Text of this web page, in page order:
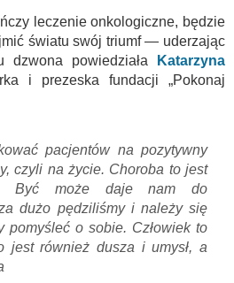
leczenie onkologiczne, będzie
światu swój triumf — uderzając
powiedziała
Katarzyna
i prezeska fundacji „Pokonaj
pacjentów na pozytywny
czyli na życie. Choroba to jest
Być może daje nam do
dużo pędziliśmy i należy się
pomyśleć o sobie. Człowiek to
jest również dusza i umysł, a